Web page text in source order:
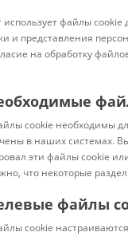
Работа и офис Авто
файлы cookie
и представления
на обработку
cookie необходимы
в наших системах.
эти файлы cookie
что некоторые
файлы
cookie